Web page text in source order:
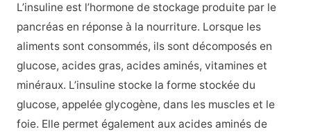
L’insuline est l’hormone de stockage produite par le
pancréas en réponse à la nourriture. Lorsque les
aliments sont consommés, ils sont décomposés en
glucose, acides gras, acides aminés, vitamines et
minéraux. L’insuline stocke la forme stockée du
glucose, appelée glycogène, dans les muscles et le
foie. Elle permet également aux acides aminés de